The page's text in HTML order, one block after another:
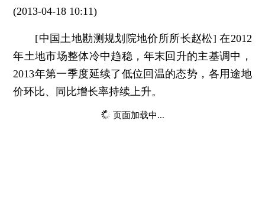
(2013-04-18 10:11)
[中国土地勘测规划院地价所所长赵松] 在2012
年土地市场整体冷中趋稳，年末回升的主基调中，
2013年第一季度延续了低位回温的态势，各用途地
价环比、同比增长率持续上升。
页面加载中...